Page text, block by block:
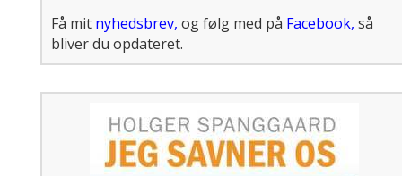
Få mit nyhedsbrev, og følg med på Facebook, så
bliver du opdateret.